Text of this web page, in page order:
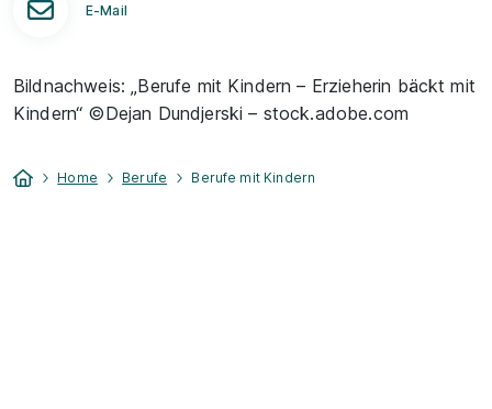
E-Mail
Bildnachweis: „Berufe mit Kindern – Erzieherin bäckt mit
Kindern“ ©Dejan Dundjerski – stock.adobe.com
Home Berufe Berufe mit Kindern